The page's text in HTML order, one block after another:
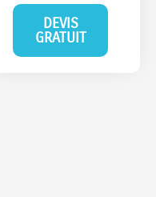
DEVIS
GRATUIT